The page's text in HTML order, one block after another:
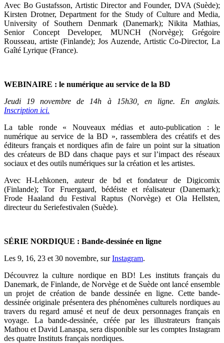
Avec Bo Gustafsson, Artistic Director and Founder, DVA (Suède);
Kirsten Drotner, Department for the Study of Culture and Media,
University of Southern Denmark (Danemark); Nikita Mathias,
Senior Concept Developer, MUNCH (Norvège); Grégoire
Rousseau, artiste (Finlande); Jos Auzende, Artistic Co-Director, La
Gaîté Lyrique (France).
WEBINAIRE : le numérique au service de la BD
Jeudi
19 novembre de 14h à 15h30, en ligne. En anglais.
Inscription ici.
La table ronde « Nouveaux médias et auto-publication : le
numérique au service de la BD », rassemblera des créatifs et des
éditeurs français et nordiques afin de faire un point sur la situation
des créateurs de BD dans chaque pays et sur l’impact des réseaux
sociaux et des outils numériques sur la création et les artistes.
Avec H-Lehkonen, auteur de bd et fondateur de Digicomix
(Finlande); Tor Fruergaard, bédéiste et réalisateur (Danemark);
Frode Haaland du Festival Raptus (Norvège) et Ola Hellsten,
directeur du Seriefestivalen (Suède).
SÉRIE NORDIQUE : Bande-dessinée en ligne
Les 9, 16, 23 et 30 novembre, surInstagram.
Découvrez la culture nordique en BD! Les instituts français du
Danemark, de Finlande, de Norvège et de Suède ont lancé ensemble
un projet de création de bande dessinée en ligne. Cette bande-
dessinée originale présentera des phénomènes culturels nordiques au
travers du regard amusé et neuf de deux personnages français en
voyage. La bande-dessinée, créée par les illustrateurs français
Mathou et David Lanaspa, sera disponible sur les comptes Instagram
des quatre Instituts français nordiques.